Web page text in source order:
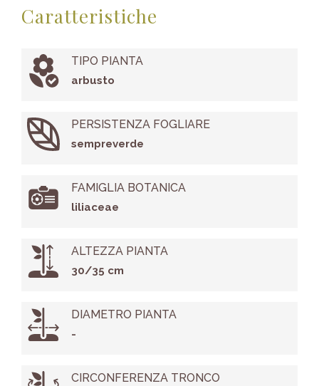
Caratteristiche
TIPO PIANTA
arbusto
PERSISTENZA FOGLIARE
sempreverde
FAMIGLIA BOTANICA
liliaceae
ALTEZZA PIANTA
30/35 cm
DIAMETRO PIANTA
-
CIRCONFERENZA TRONCO